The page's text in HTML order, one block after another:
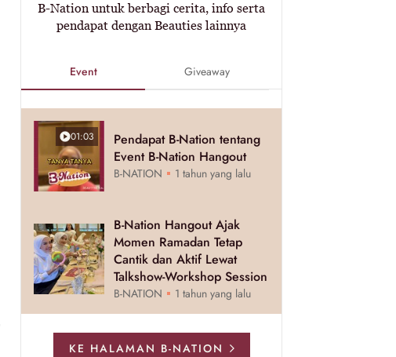
B-Nation untuk berbagi cerita, info serta
pendapat dengan Beauties lainnya
Event Giveaway
01:03
Pendapat B-Nation tentang
Event B-Nation Hangout
B-NATION 1 tahun yang lalu
B-Nation Hangout Ajak
Momen Ramadan Tetap
Cantik dan Aktif Lewat
Talkshow-Workshop Session
B-NATION 1 tahun yang lalu
KE HALAMAN B-NATION